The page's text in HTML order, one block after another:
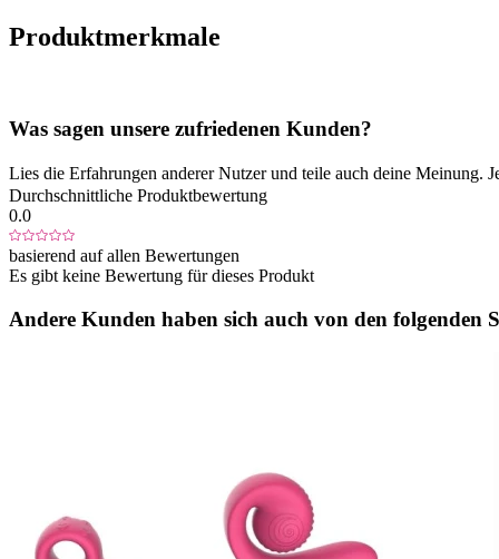
Produktmerkmale
Was sagen unsere zufriedenen Kunden?
Lies die Erfahrungen anderer Nutzer und teile auch deine Meinung.
Durchschnittliche Produktbewertung
0.0
basierend auf allen Bewertungen
Es gibt keine Bewertung für dieses Produkt
Andere Kunden haben sich auch von den folgenden